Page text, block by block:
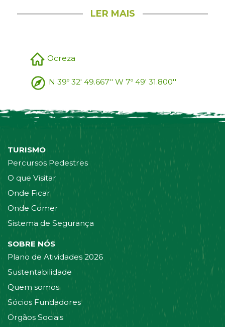
LER MAIS
Ocreza
N 39º 32' 49.667'' W 7º 49' 31.800''
TURISMO
Percursos Pedestres
O que Visitar
Onde Ficar
Onde Comer
Sistema de Segurança
SOBRE NÓS
Plano de Atividades 2026
Sustentabilidade
Quem somos
Sócios Fundadores
Orgãos Sociais